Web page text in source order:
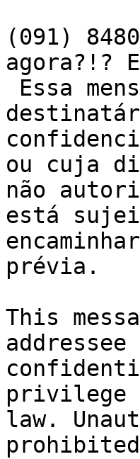
(091)
agora?!?
ou cuja
não
está
prévia.
This
privilege
law.